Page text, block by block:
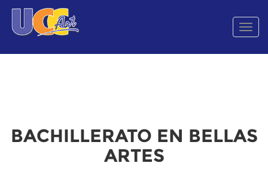
Menú
de
BACHILLERATO EN BELLAS
ARTES